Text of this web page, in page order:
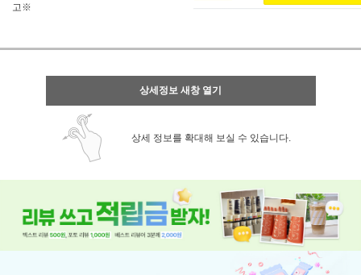
고※
상세정보 새창 열기
상세 정보를 확대해 보실 수 있습니다.